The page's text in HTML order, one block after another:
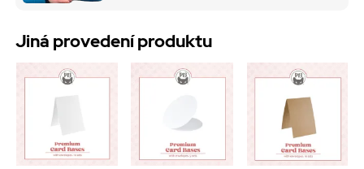
Jiná provedení produktu